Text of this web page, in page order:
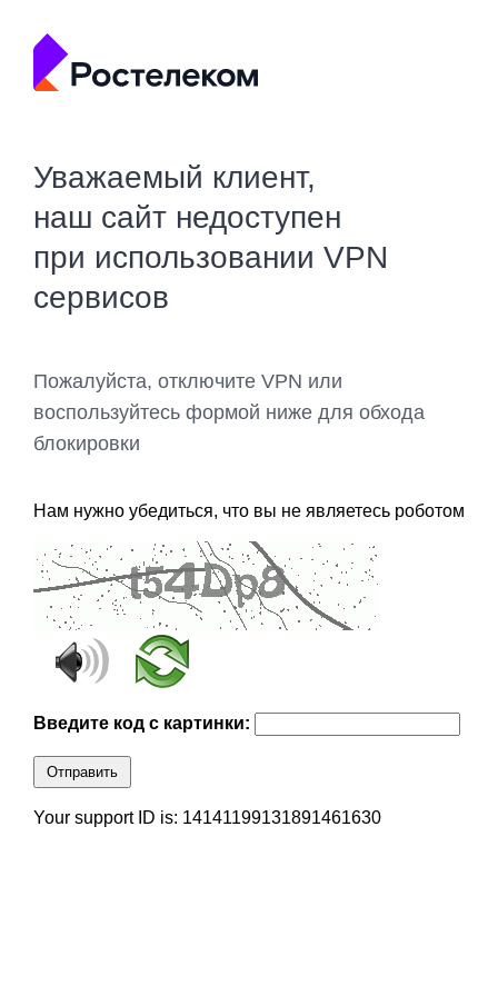
Уважаемый клиент,
наш сайт недоступен
при использовании VPN
сервисов
Пожалуйста, отключите VPN или
воспользуйтесь формой ниже для обхода
блокировки
Нам нужно убедиться, что вы не являетесь роботом
Введите код с картинки:
Отправить
Your support ID is: 14141199131891461630